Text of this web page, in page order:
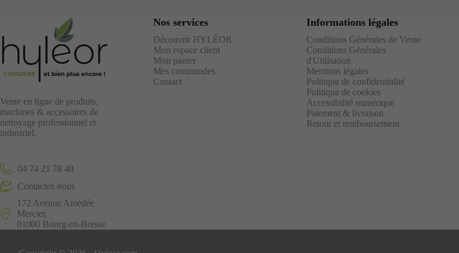
Vente en ligne de produits,
machines & accessoires de
nettoyage professionnel et
industriel.
04 74 21 78 40
Contactez-nous
172 Avenue Amédée
Mercier,
01000 Bourg-en-Bresse
Nos services
Découvrir HYLÉOR
Mon espace client
Mon panier
Mes commandes
Contact
Informations légales
Conditions Générales de Vente
Conditions Générales
d'Utilisation
Mentions légales
Politique de confidentialité
Politique de cookies
Accessibilité numérique
Paiement & livraison
Retour et remboursement